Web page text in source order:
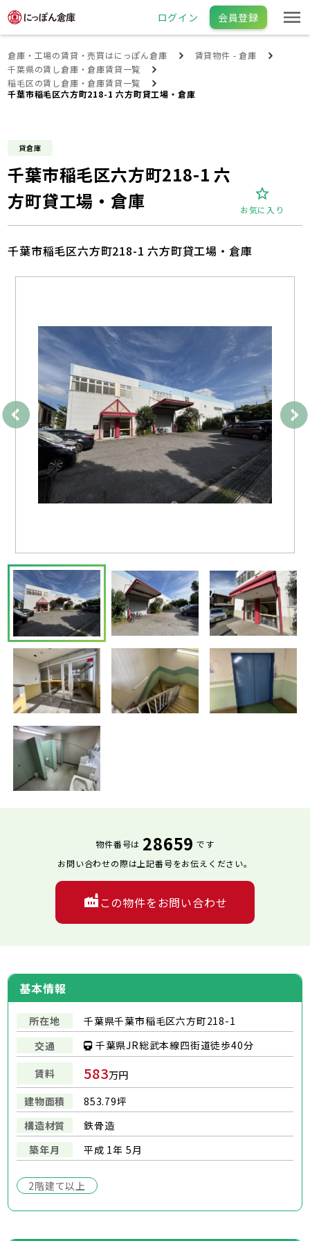
ログイン 会員登録
倉庫・工場の賃貸・売買はにっぽん倉庫
賃貸物件 - 倉庫
千葉県の賃し倉庫・倉庫賃貸一覧
稲毛区の賃し倉庫・倉庫賃貸一覧
千葉市稲毛区六方町218-1 六方町貸工場・倉庫
貸倉庫
千葉市稲毛区六方町218-1 六
方町貸工場・倉庫
お気に入り
基本情報
所在地
千葉県千葉市稲毛区六方町218-1
交通
千葉県JR総武本線四街道徒歩40分
賃料 583万円
建物面積
853.79坪
構造材質
鉄骨造
築年月
平成 1年 5月
2階建て以上
千葉市稲毛区六方町218-1 六方町貸工場・倉庫
物件番号は 28659 です
お問い合わせの際は上記番号をお伝えください。
この物件をお問い合わせ